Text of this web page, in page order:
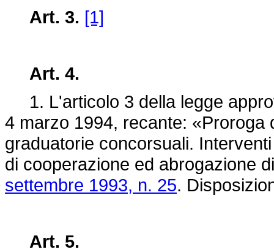
Art. 3. [1]
Art. 4.
1. L'articolo 3 della legge
4 marzo 1994, recante: «Proroga
graduatorie concorsuali.
di cooperazione ed abrogazione
settembre 1993, n. 25.
Art. 5.